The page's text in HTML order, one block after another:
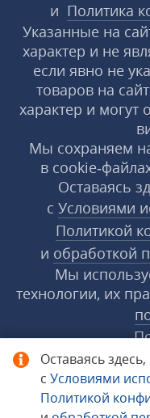
Оставаясь
с Условиями
Политикой
и Политика
Указанные на
характер и не
если явно не
товаров на
характер и могут
Мы сохраняем
в
Оставаясь
с Условиями
Политикой
и обработкой
Мы
технологии, их
© 1998−2026